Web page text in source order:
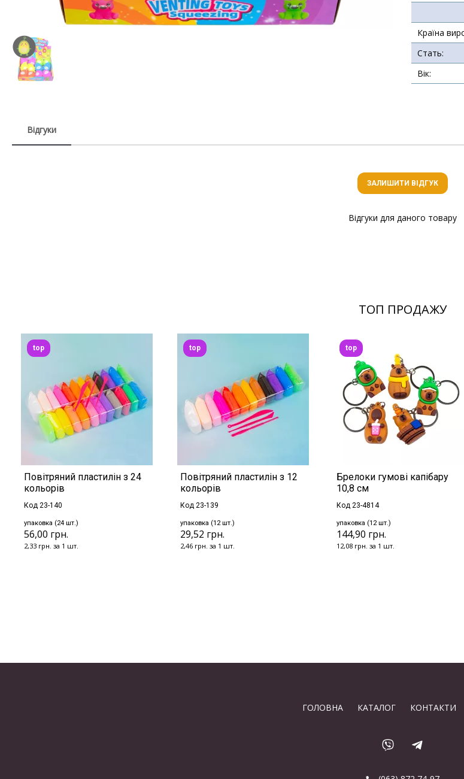
Країна
Стать:
Вік:
Відгуки
ЗАЛИШИТИ ВІДГУК
Відгуки для даного товару
ТОП ПРОДАЖУ
Повітряний пластилін з 24
кольорів
Код 23-140
упаковка (24 шт.)
56,00 грн.
2,33 грн. за 1 шт.
top
Повітряний пластилін з 12
кольорів
Код 23-139
упаковка (12 шт.)
29,52 грн.
2,46 грн. за 1 шт.
top
Брелоки гумові капібару
10,8 см
Код 23-4814
упаковка (12 шт.)
144,90 грн.
12,08 грн. за 1 шт.
top
ГОЛОВНА КАТАЛОГ КОНТАКТИ